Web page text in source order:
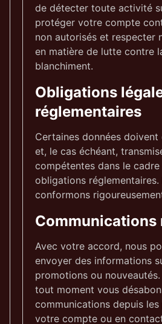
de détecter toute activité
protéger votre compte
non autorisés et respecter
en matière de lutte contre
blanchiment.
Obligations
réglementaires
Certaines données
et, le cas échéant,
compétentes dans le
obligations réglementaires.
conformons
Communications
Avec votre accord, nous
envoyer des informations
promotions ou
tout moment vous
communications depuis
votre compte ou en